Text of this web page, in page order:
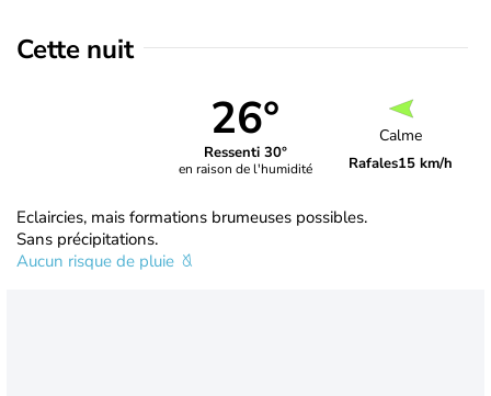
Cette nuit
26°
Ressenti 30°
en raison de l'humidité
Calme
Rafales15 km/h
Eclaircies, mais formations brumeuses possibles.
Sans précipitations.
Aucun risque de pluie